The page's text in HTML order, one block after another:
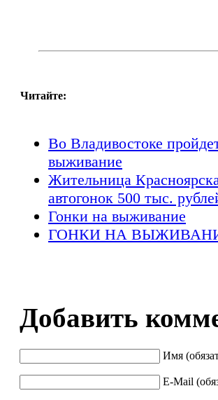
Читайте:
Во Владивостоке
выживание
Жительница
автогонок 500 тыс.
Гонки на выживание
ГОНКИ НА
Добавить
Имя
E-Mail